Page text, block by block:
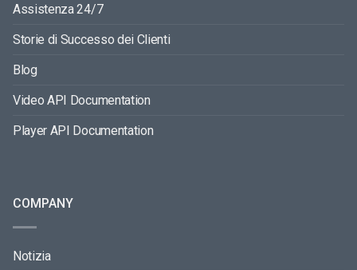
Assistenza 24/7
Storie di Successo dei Clienti
Blog
Video API Documentation
Player API Documentation
COMPANY
Notizia